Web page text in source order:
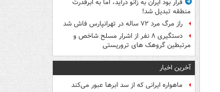
قرار بود ایران به زانو درآید، اما به ابرقدرت
منطقه تبدیل شد!
راز مرگ مرد ۷۲ ساله در تهرانپارس فاش شد
دستگیری ۸ نفر از اشرار مسلح شاخص و
مرتبطین گروهک های تروریستی
آخرین اخبار
ماهواره ایرانی که از سد ابرها عبور می‌کند